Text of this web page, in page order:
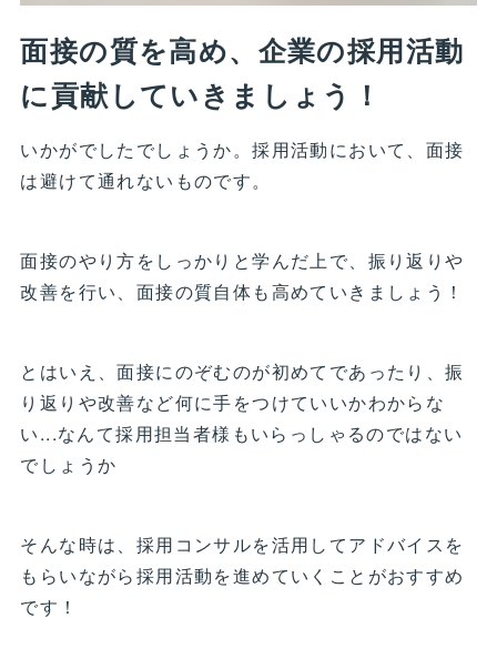
面接の質を高め、企業の採用活動
に貢献していきましょう！
いかがでしたでしょうか。採用活動において、面接
は避けて通れないものです。
面接のやり方をしっかりと学んだ上で、振り返りや
改善を行い、面接の質自体も高めていきましょう！
とはいえ、面接にのぞむのが初めてであったり、振
り返りや改善など何に手をつけていいかわからな
い...なんて採用担当者様もいらっしゃるのではない
でしょうか
そんな時は、採用コンサルを活用してアドバイスを
もらいながら採用活動を進めていくことがおすすめ
です！